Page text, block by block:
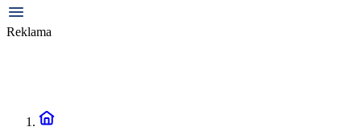
Reklama